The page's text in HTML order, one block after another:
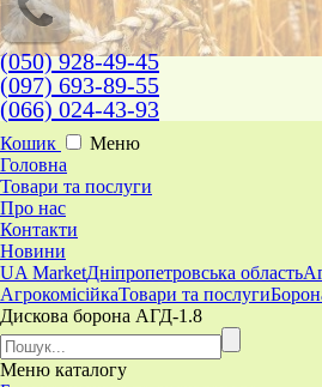
(050) 928-49-45
(097) 693-89-55
(066) 024-43-93
Кошик
Меню
Головна
Товари та послуги
Про нас
Контакти
Новини
UA MarketДніпропетровська область
АгрокомісійкаТовари та послуги
Дискова борона АГД-1.8
Меню каталогу